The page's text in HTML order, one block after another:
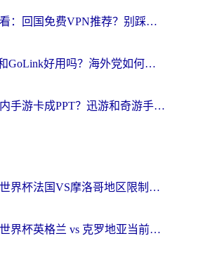
海外党必看：回国免费VPN推荐？别踩坑！教你选对加速器无缝刷国内资源
ChickCN和GoLink好用吗？海外党如何选对回国加速器
海外玩国内手游卡成PPT？迅游和奇游手游哪个好？一篇讲透回国加速器怎么选
在国外看世界杯法国VS摩洛哥地区限制？这篇指南让你流畅看中文解说无压力
在国外看世界杯英格兰 vs 克罗地亚当前地区不可播放？这篇指南帮你搞定所有海外观赛难题